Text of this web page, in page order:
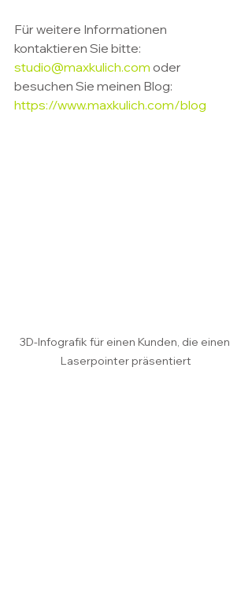
Für weitere Informationen
kontaktieren Sie bitte:
studio@maxkulich.com oder
besuchen Sie meinen Blog:
https://www.maxkulich.com/blog
3D-Infografik für einen Kunden, die einen
Laserpointer präsentiert